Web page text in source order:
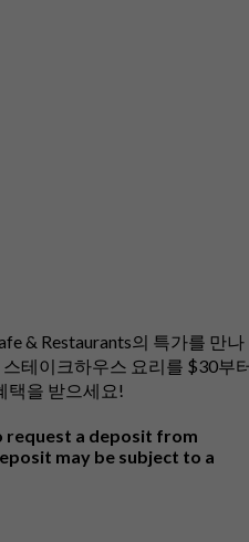
& Restaurants의 특가를 만나
스테이크하우스 요리를 $30부
택을 받으세요!
request a deposit from
may be subject to a